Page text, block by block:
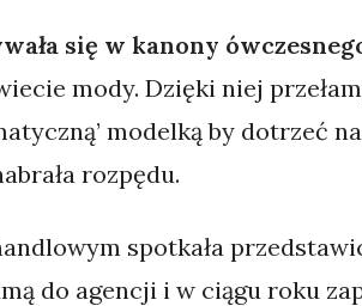
się w kanony
mody. Dzięki niej
modelką by dotrzeć
rozpędu.
spotkała
do agencji i w ciągu roku